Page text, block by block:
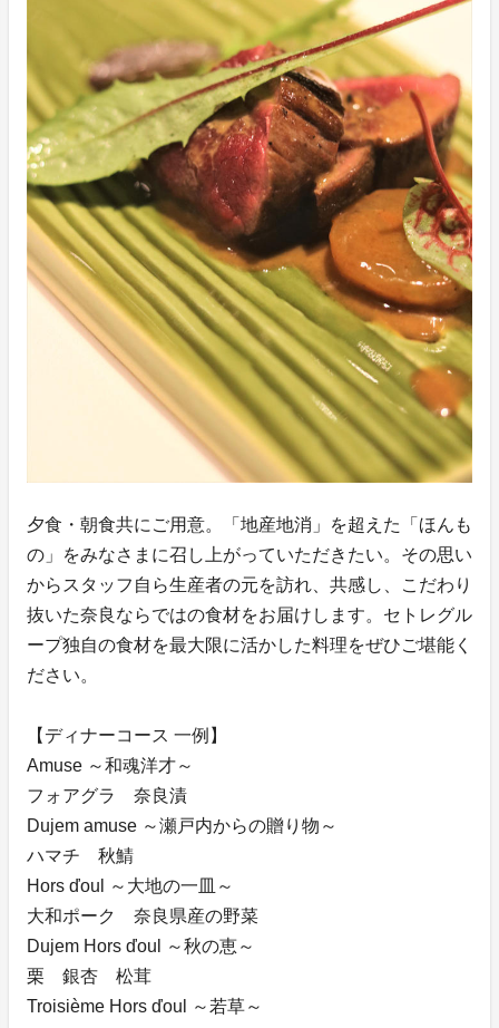
夕食・朝食共にご用意。「地産地消」を超えた「ほんも
の」をみなさまに召し上がっていただきたい。その思い
からスタッフ自ら生産者の元を訪れ、共感し、こだわり
抜いた奈良ならではの食材をお届けします。セトレグル
ープ独自の食材を最大限に活かした料理をぜひご堪能く
ださい。
【ディナーコース 一例】
Amuse ～和魂洋才～
フォアグラ 奈良漬
Dujem amuse ～瀬戸内からの贈り物～
ハマチ 秋鯖
Hors ďoul ～大地の一皿～
大和ポーク 奈良県産の野菜
Dujem Hors ďoul ～秋の恵～
栗 銀杏 松茸
Troisième Hors ďoul ～若草～